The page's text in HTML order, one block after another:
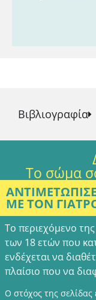
Βιβλιογραφία
Το σώμα
ΜΕ ΤΟΝ
Το περιεχόμενο
των 18 ετών που
ενδέχεται να
πλαίσιο που να
Ο στόχος της